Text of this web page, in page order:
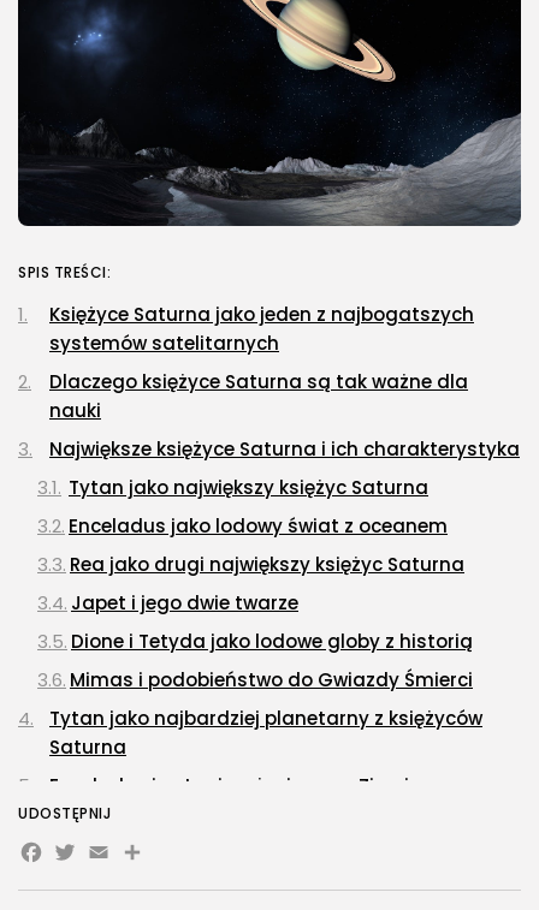
SPIS TREŚCI:
Księżyce Saturna jako jeden z najbogatszych
systemów satelitarnych
Dlaczego księżyce Saturna są tak ważne dla
nauki
Największe księżyce Saturna i ich charakterystyka
Tytan jako największy księżyc Saturna
Enceladus jako lodowy świat z oceanem
Rea jako drugi największy księżyc Saturna
Japet i jego dwie twarze
Dione i Tetyda jako lodowe globy z historią
Mimas i podobieństwo do Gwiazdy Śmierci
Tytan jako najbardziej planetarny z księżyców
Saturna
Enceladus i pytanie o życie poza Ziemią
Małe księżyce Saturna i ich związek z
pierścieniami
Księżyce nieregularne Saturna
UDOSTĘPNIJ
Facebook
Twitter
EmailShare